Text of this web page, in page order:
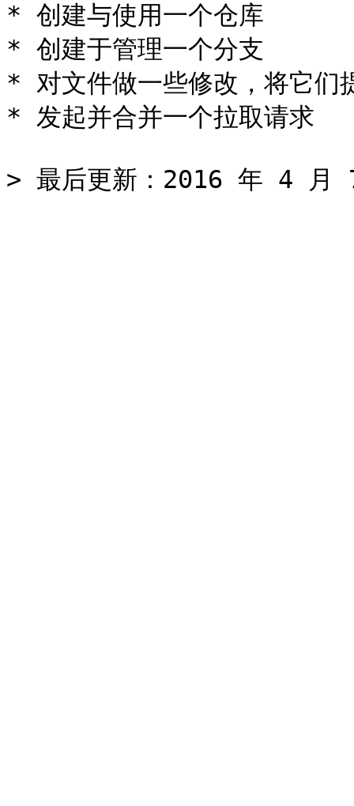
* 创建与使用一个仓库
* 创建于管理一个分支
* 对文件做一些修改，将它
* 发起并合并一个拉取请求